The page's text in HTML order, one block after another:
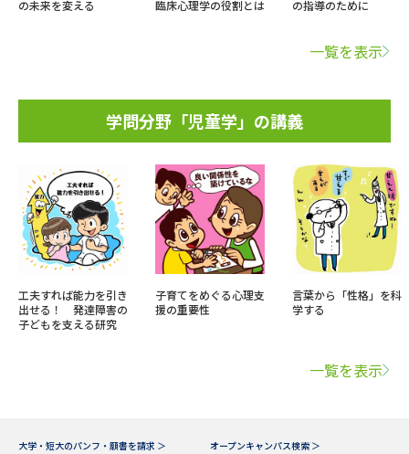
の未来を変える
臨床心理学の役割とは
の指導のために
一覧を表示
学問分野「児童学」の講義
工夫すれば能力を引き
出せる！ 発達障害の
子どもを支える研究
子育てをめぐる心理支
援の重要性
言葉から「性格」を科
学する
一覧を表示
大学・短大のパンフ・願書を請求 ＞ オープンキャンパス検索 ＞